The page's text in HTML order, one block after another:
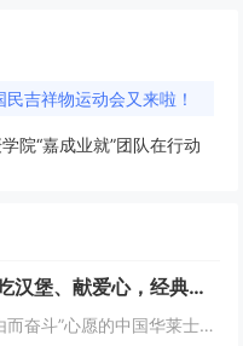
吉祥物运动会又来啦！
院“嘉成业就”团队在行动
华莱士10元3堡梦回千禧年 吃汉堡、献爱心，经典好滋味回馈社会
20年前许下“为实现国民汉堡自由而奋斗”心愿的中国华莱士可能没有想到，2024年华莱士汉堡价格居然“卷”出了首店开业的价格！9月1日，“2024华华汉堡节”正式开启，而此次汉堡节，华莱士也是下了“血本”来回馈「华门信徒」，10块钱就能吃到3...